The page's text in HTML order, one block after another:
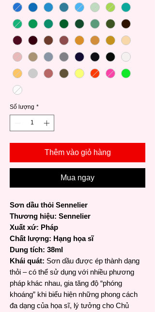
Số lượng *
Thêm vào giỏ hàng
Mua ngay
Sơn dầu thỏi Sennelier
Thương hiệu: Sennelier
Xuất xứ: Pháp
Chất lượng: Hạng họa sĩ
Dung tích: 38ml
Khái quát: Sơn dầu được ép thành dạng
thỏi – có thể sử dụng với nhiều phương
pháp khác nhau, gia tăng độ “phóng
khoáng” khi biểu hiện những phong cách
đa dạng của họa sĩ, lý tưởng cho Chủ